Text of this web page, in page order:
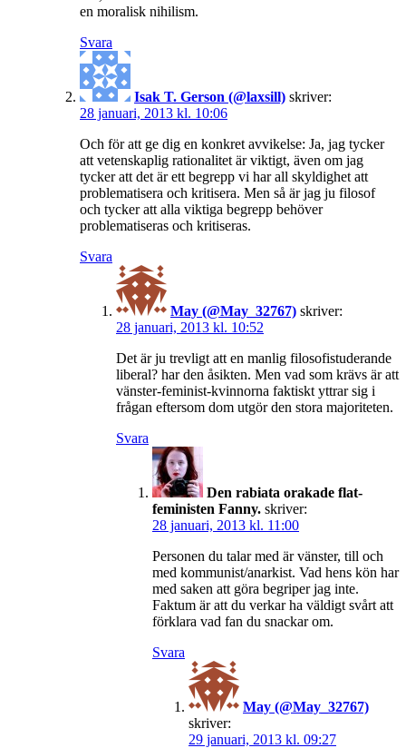
en moralisk nihilism.
Svara
Isak T. Gerson (@laxsill) skriver:
28 januari, 2013 kl. 10:06
Och för att ge dig en konkret avvikelse: Ja, jag tycker
att vetenskaplig rationalitet är viktigt, även om jag
tycker att det är ett begrepp vi har all skyldighet att
problematisera och kritisera. Men så är jag ju filosof
och tycker att alla viktiga begrepp behöver
problematiseras och kritiseras.
Svara
May (@May_32767) skriver:
28 januari, 2013 kl. 10:52
Det är ju trevligt att en manlig filosofistuderande
liberal? har den åsikten. Men vad som krävs är att
vänster-feminist-kvinnorna faktiskt yttrar sig i
frågan eftersom dom utgör den stora majoriteten.
Svara
Den rabiata orakade flat-
feministen Fanny. skriver:
28 januari, 2013 kl. 11:00
Personen du talar med är vänster, till och
med kommunist/anarkist. Vad hens kön har
med saken att göra begriper jag inte.
Faktum är att du verkar ha väldigt svårt att
förklara vad fan du snackar om.
Svara
May (@May_32767)
skriver:
29 januari, 2013 kl. 09:27